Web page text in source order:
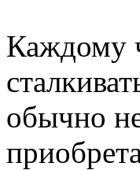
Каждому
обычно